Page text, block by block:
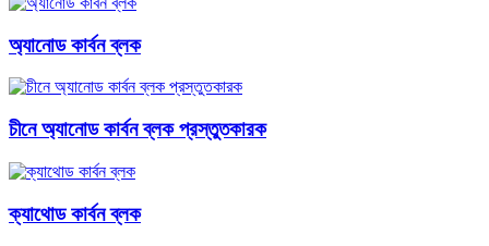
অ্যানোড কার্বন ব্লক
চীনে অ্যানোড কার্বন ব্লক প্রস্তুতকারক
ক্যাথোড কার্বন ব্লক